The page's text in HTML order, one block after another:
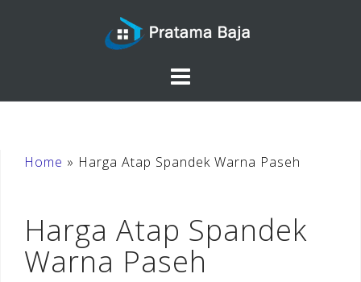
Home » Harga Atap Spandek Warna Paseh
Harga Atap Spandek
Warna Paseh